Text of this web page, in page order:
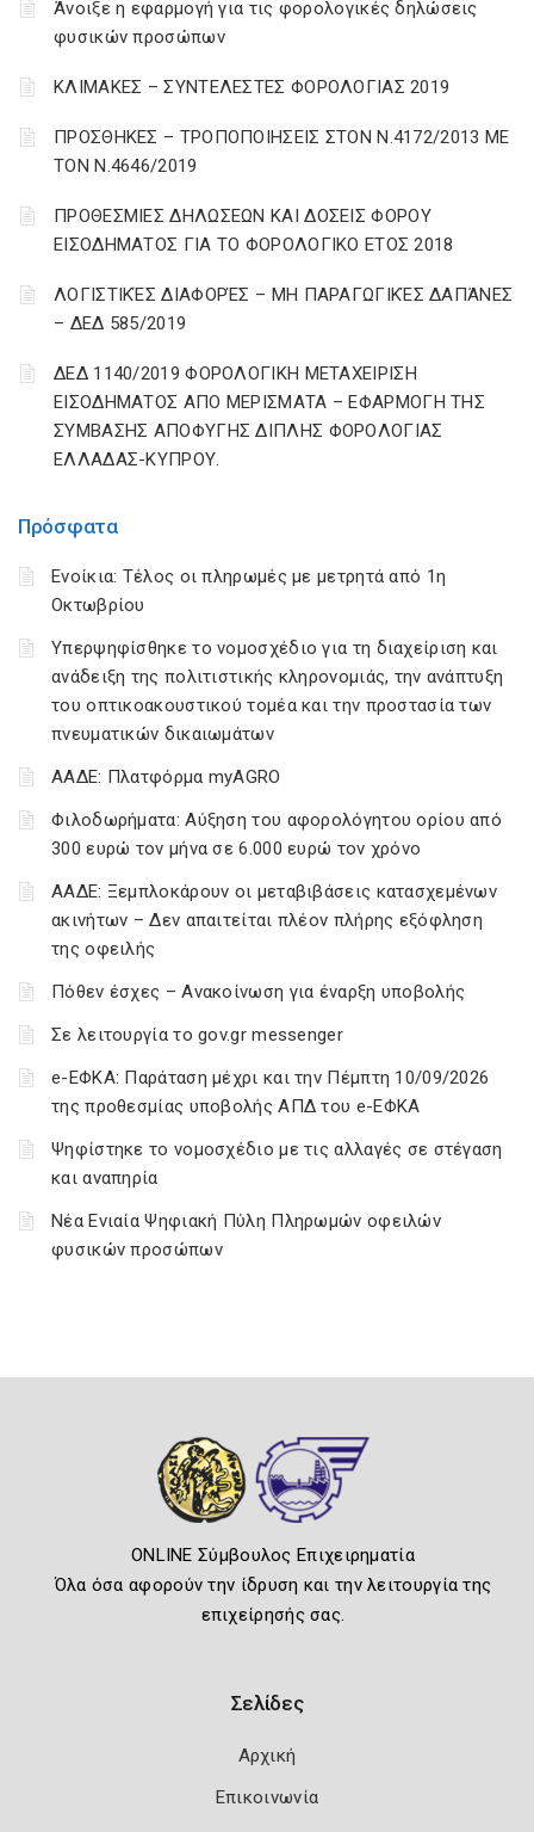
Πρόσφατα
Ενοίκια: Τέλος οι πληρωμές με μετρητά από 1η
Οκτωβρίου
Υπερψηφίσθηκε το νομοσχέδιο για τη διαχείριση και
ανάδειξη της πολιτιστικής κληρονομιάς, την ανάπτυξη
του οπτικοακουστικού τομέα και την προστασία των
πνευματικών δικαιωμάτων
ΑΑΔΕ: Πλατφόρμα myAGRO
Φιλοδωρήματα: Αύξηση του αφορολόγητου ορίου από
300 ευρώ τον μήνα σε 6.000 ευρώ τον χρόνο
ΑΑΔΕ: Ξεμπλοκάρουν οι μεταβιβάσεις κατασχεμένων
ακινήτων – Δεν απαιτείται πλέον πλήρης εξόφληση
της οφειλής
Πόθεν έσχες – Ανακοίνωση για έναρξη υποβολής
Σε λειτουργία το gov.gr messenger
e-ΕΦΚΑ: Παράταση μέχρι και την Πέμπτη 10/09/2026
της προθεσμίας υποβολής ΑΠΔ του e-ΕΦΚΑ
Ψηφίστηκε το νομοσχέδιο με τις αλλαγές σε στέγαση
και αναπηρία
Νέα Ενιαία Ψηφιακή Πύλη Πληρωμών οφειλών
φυσικών προσώπων
Άνοιξε η εφαρμογή για τις φορολογικές δηλώσεις
φυσικών προσώπων
ΚΛΙΜΑΚΕΣ – ΣΥΝΤΕΛΕΣΤΕΣ ΦΟΡΟΛΟΓΙΑΣ 2019
ΠΡΟΣΘΗΚΕΣ – ΤΡΟΠΟΠΟΙΗΣΕΙΣ ΣΤΟΝ Ν.4172/2013 ΜΕ
ΤΟΝ Ν.4646/2019
ΠΡΟΘΕΣΜΙΕΣ ΔΗΛΩΣΕΩΝ ΚΑΙ ΔΟΣΕΙΣ ΦΟΡΟΥ
ΕΙΣΟΔΗΜΑΤΟΣ ΓΙΑ ΤΟ ΦΟΡΟΛΟΓΙΚΟ ΕΤΟΣ 2018
ΛΟΓΙΣΤΙΚΈΣ ΔΙΑΦΟΡΈΣ – ΜΗ ΠΑΡΑΓΩΓΙΚΈΣ ΔΑΠΆΝΕΣ
– ΔΕΔ 585/2019
ΔΕΔ 1140/2019 ΦΟΡΟΛΟΓΙΚΗ ΜΕΤΑΧΕΙΡΙΣΗ
ΕΙΣΟΔΗΜΑΤΟΣ ΑΠΟ ΜΕΡΙΣΜΑΤΑ – ΕΦΑΡΜΟΓΗ ΤΗΣ
ΣΥΜΒΑΣΗΣ ΑΠΟΦΥΓΗΣ ΔΙΠΛΗΣ ΦΟΡΟΛΟΓΙΑΣ
ΕΛΛΑΔΑΣ-ΚΥΠΡΟΥ.
ONLINE Σύμβουλος Επιχειρηματία
Όλα όσα αφορούν την ίδρυση και την λειτουργία της
επιχείρησής σας.
Σελίδες
Αρχική
Επικοινωνία